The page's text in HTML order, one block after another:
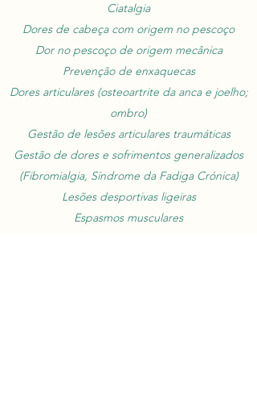
Ciatalgia
Dores de cabeça com origem no pescoço
Dor no pescoço de origem mecânica
Prevenção de enxaquecas
Dores articulares (osteoartrite da anca e joelho;
ombro)
Gestão de lesões articulares traumáticas
Gestão de dores e sofrimentos generalizados
(Fibromialgia, Síndrome da Fadiga Crónica)
Lesões desportivas ligeiras
Espasmos musculares